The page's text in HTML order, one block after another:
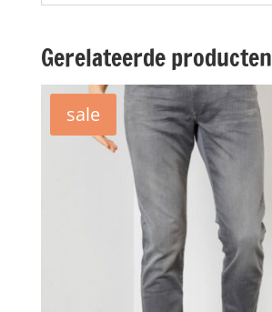
Gerelateerde producten
sale